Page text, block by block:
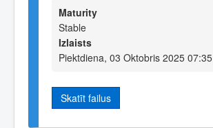
Maturity
Stable
Izlaists
Piektdiena, 03 Oktobris 2025 07:35
Skatīt failus